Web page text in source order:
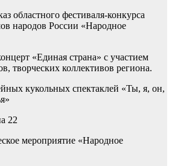
областного фестиваля-конкурса
народов России «Народное
«Единая страна» с участием
творческих коллективов региона.
кукольных спектаклей «Ты, я, он,
22
мероприятие «Народное